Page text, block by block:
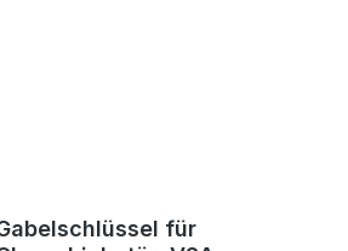
für